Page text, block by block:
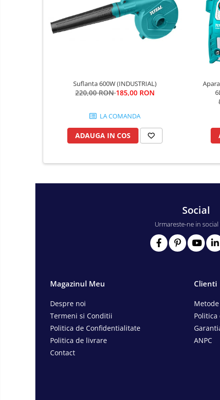
Unelte pentru masurat
Aparate de masura si detectie
Accesorii scule electrice
Aparate de sudat si lipit
Iluminat si electrice
Masini de amestecat si vopsit
Masini de gaurit si insurubat
Masini de slefuit si rindeluit
Masini multifunctionale
Suflanta 600W (INDUSTRIAL)
220,00 RON185,00 RON
LA COMANDA
ADAUGA IN COS
Social
Urmareste-ne in
Magazinul Meu
Despre noi
Termeni si Conditii
Politica de Confidentialitate
Politica de livrare
Contact
Clienti
Politica
ANPC